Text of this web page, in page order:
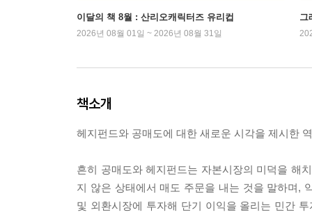
이달의 책 8월 : 산리오캐릭터즈 유리컵
2026년 08월 01일 ~ 2026년 08월 31일
그
책소개
헤지펀드와 공매도에 대한 새로운 시각을 제시한
흔히 공매도와 헤지펀드는 자본시장의 미덕을 해
지 않은 상태에서 매도 주문을 내는 것을 말하며,
및 외환시장에 투자해 단기 이익을 올리는 민간